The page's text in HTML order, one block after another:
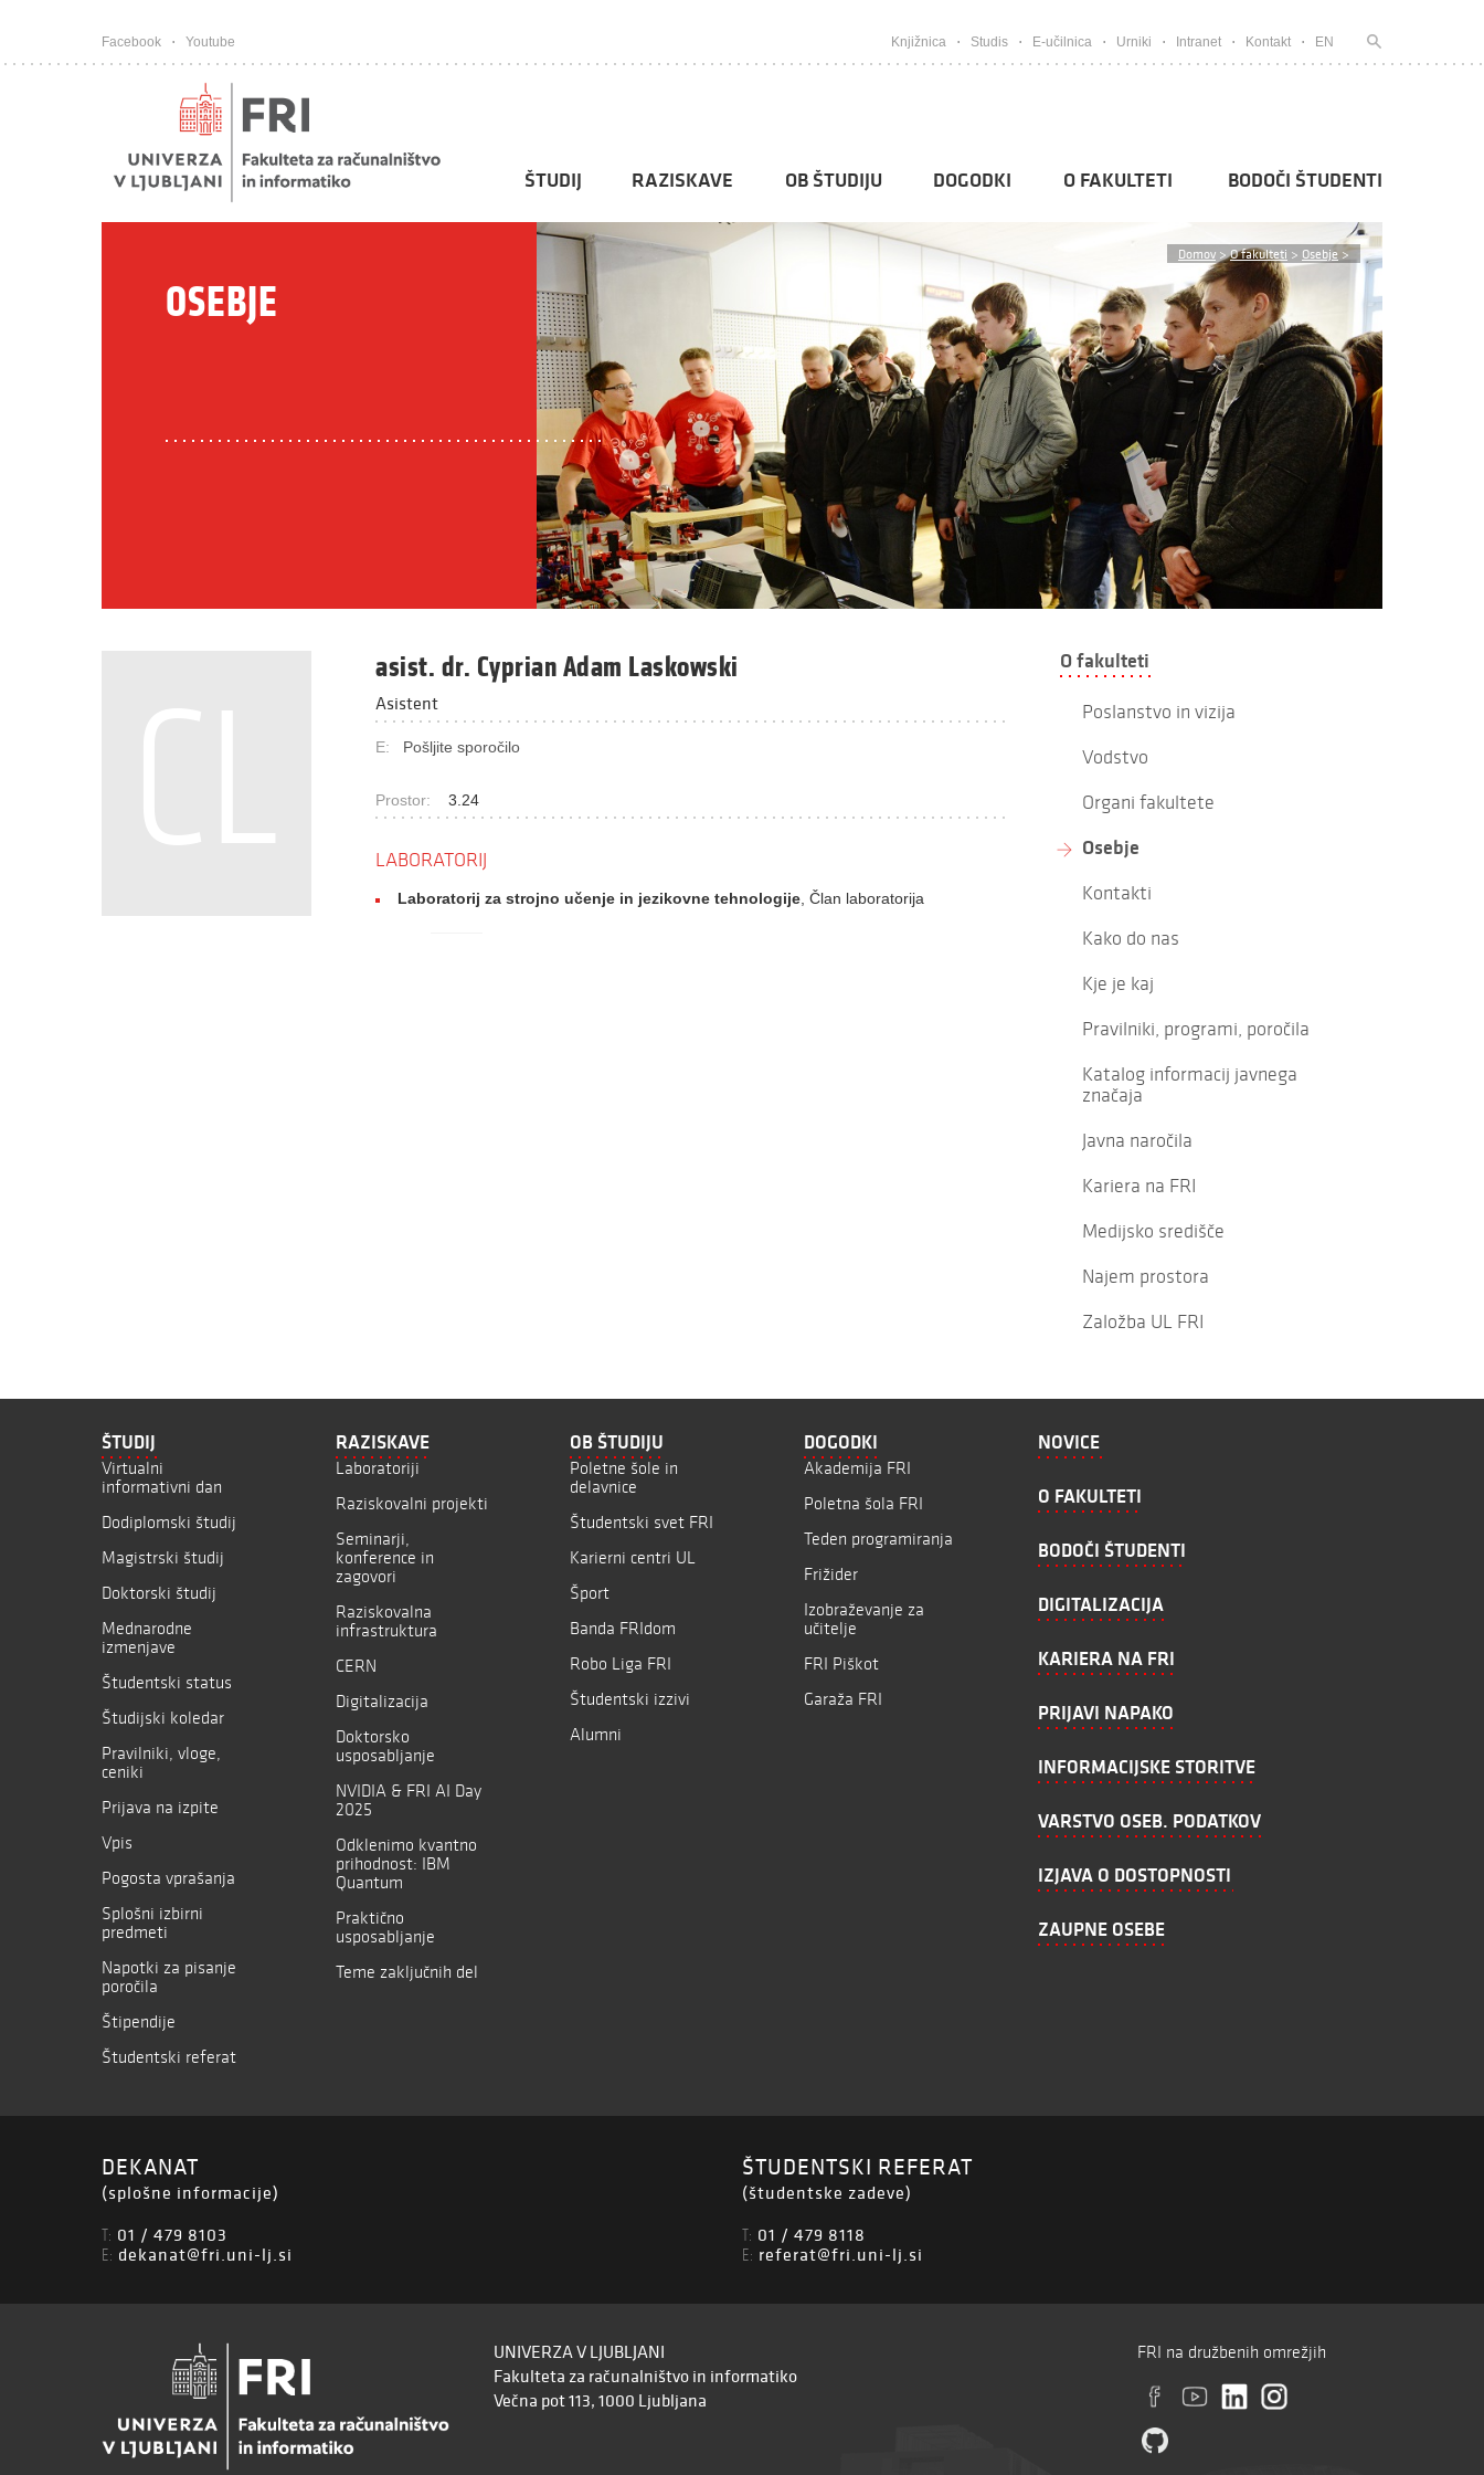
Facebook Youtube Knjižnica Studis E-učilnica Urniki Intranet Kontakt EN
ŠTUDIJ RAZISKAVE OB ŠTUDIJU DOGODKI O FAKULTETI BODOČI ŠTUDENTI
Domov > O fakulteti > Osebje >
OSEBJE
asist. dr. Cyprian Adam Laskowski
Asistent
E: Pošljite sporočilo
Prostor: 3.24
LABORATORIJ
Laboratorij za strojno učenje in jezikovne tehnologije , Član laboratorija
O fakulteti
Poslanstvo in vizija
Vodstvo
Organi fakultete
Osebje
Kontakti
Kako do nas
Kje je kaj
Pravilniki, programi, poročila
Katalog informacij javnega
značaja
Javna naročila
Kariera na FRI
Medijsko središče
Najem prostora
Založba UL FRI
ŠTUDIJ
Virtualni
informativni dan
Dodiplomski študij
Magistrski študij
Doktorski študij
Mednarodne
izmenjave
Študentski status
Študijski koledar
Pravilniki, vloge,
ceniki
Prijava na izpite
Vpis
Pogosta vprašanja
Splošni izbirni
predmeti
Napotki za pisanje
poročila
Štipendije
Študentski referat
RAZISKAVE
Laboratoriji
Raziskovalni projekti
Seminarji,
konference in
zagovori
Raziskovalna
infrastruktura
CERN
Digitalizacija
Doktorsko
usposabljanje
NVIDIA & FRI AI Day
2025
Odklenimo kvantno
prihodnost: IBM
Quantum
Praktično
usposabljanje
Teme zaključnih del
OB ŠTUDIJU
Poletne šole in
delavnice
Študentski svet FRI
Karierni centri UL
Šport
Banda FRIdom
Robo Liga FRI
Študentski izzivi
Alumni
DOGODKI
Akademija FRI
Poletna šola FRI
Teden programiranja
Frižider
Izobraževanje za
učitelje
FRI Piškot
Garaža FRI
NOVICE
O FAKULTETI
BODOČI ŠTUDENTI
DIGITALIZACIJA
KARIERA NA FRI
PRIJAVI NAPAKO
INFORMACIJSKE STORITVE
VARSTVO OSEB. PODATKOV
IZJAVA O DOSTOPNOSTI
ZAUPNE OSEBE
DEKANAT
(splošne informacije)
T: 01 / 479 8103
E: dekanat@fri.uni-lj.si
ŠTUDENTSKI REFERAT
(študentske zadeve)
T: 01 / 479 8118
E: referat@fri.uni-lj.si
UNIVERZA V LJUBLJANI
Fakulteta za računalništvo in informatiko
Večna pot 113, 1000 Ljubljana
FRI na družbenih omrežjih